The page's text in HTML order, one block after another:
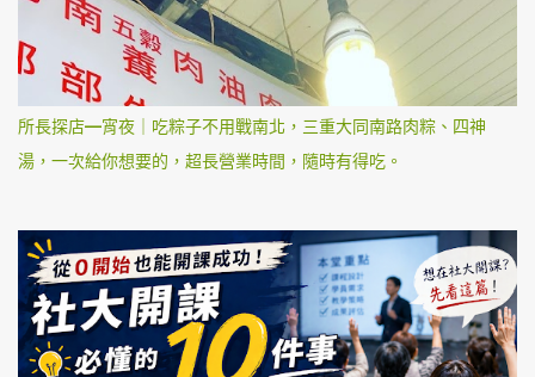
所長探店—宵夜｜吃粽子不用戰南北，三重大同南路肉粽、四神
湯，一次給你想要的，超長營業時間，隨時有得吃。